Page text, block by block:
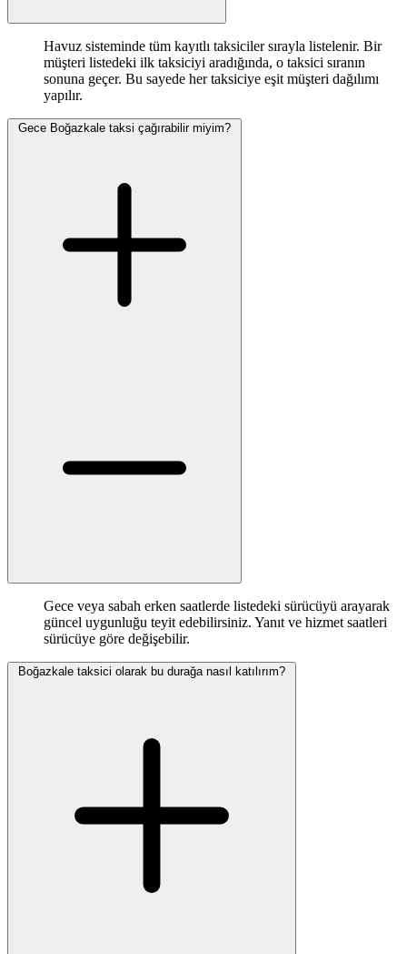
Havuz sisteminde tüm kayıtlı taksiciler sırayla listelenir. Bir
müşteri listedeki ilk taksiciyi aradığında, o taksici sıranın
sonuna geçer. Bu sayede her taksiciye eşit müşteri dağılımı
yapılır.
Gece Boğazkale taksi çağırabilir miyim?
Gece veya sabah erken saatlerde listedeki sürücüyü arayarak
güncel uygunluğu teyit edebilirsiniz. Yanıt ve hizmet saatleri
sürücüye göre değişebilir.
Boğazkale taksici olarak bu durağa nasıl katılırım?